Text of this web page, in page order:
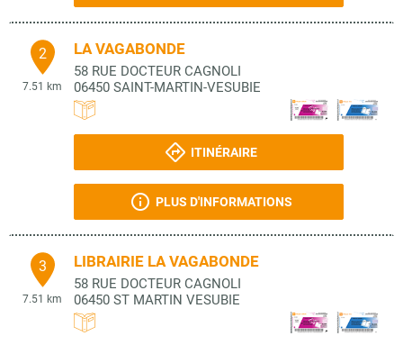
2
7.51 km
LA VAGABONDE
58 RUE DOCTEUR CAGNOLI
06450 SAINT-MARTIN-VESUBIE
ITINÉRAIRE
PLUS D'INFORMATIONS
3
7.51 km
LIBRAIRIE LA VAGABONDE
58 RUE DOCTEUR CAGNOLI
06450 ST MARTIN VESUBIE